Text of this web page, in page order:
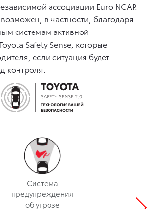
ассоциации Euro NCAP.
возможен, в частности, благодаря
системам активной
Safety Sense, которые
если ситуация будет
контроля.
Система
предупреждения
об угрозе